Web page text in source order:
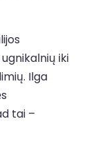
iki
Ilga
tai –